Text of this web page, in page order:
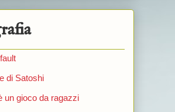
di Satoshi
un gioco da ragazzi